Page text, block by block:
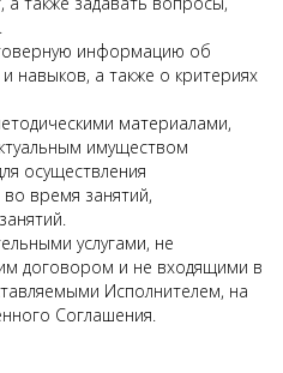
информацию об
навыков, а также о критериях
материалами,
имуществом
осуществления
время занятий,
услугами, не
договором и не входящими в
Исполнителем, на
Соглашения.